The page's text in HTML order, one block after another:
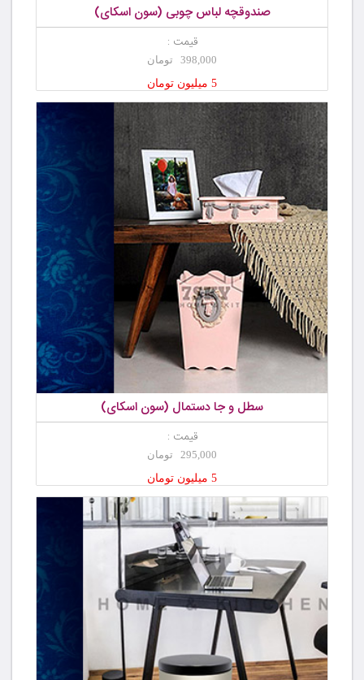
صندوقچه لباس چوبی (سون اسکای)
قیمت :
398,000 تومان
5 میلیون تومان
سطل و جا دستمال (سون اسکای)
قیمت :
295,000 تومان
5 میلیون تومان